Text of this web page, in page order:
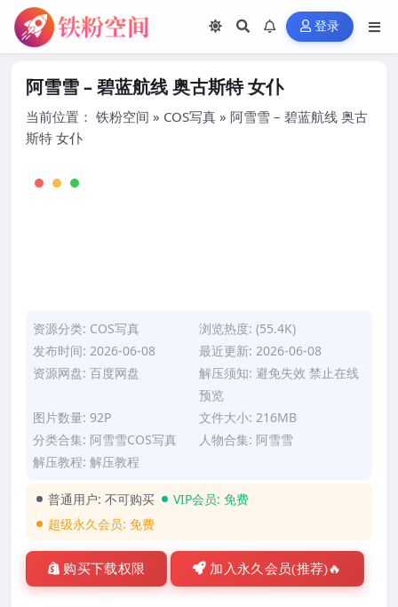
登录
阿雪雪 – 碧蓝航线 奥古斯特 女仆
当前位置： 铁粉空间 » COS写真 » 阿雪雪 – 碧蓝航线 奥古
斯特 女仆
资源分类: COS写真
浏览热度: (55.4K)
发布时间: 2026-06-08
最近更新: 2026-06-08
资源网盘: 百度网盘
解压须知: 避免失效 禁止在线
预览
图片数量: 92P
文件大小: 216MB
分类合集: 阿雪雪COS写真 人物合集: 阿雪雪
解压教程: 解压教程
普通用户: 不可购买 VIP会员: 免费
超级永久会员: 免费
购买下载权限 加入永久会员(推荐)🔥